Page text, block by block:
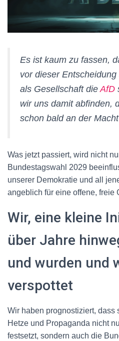
Es ist kaum zu fassen,
vor dieser
als Gesellschaft dieAfD
wir uns damit abfinden,
schon bald an der
Was jetzt passiert, wird nicht
Bundestagswahl 2029
unserer Demokratie und all
angeblich für eine offene, freie
Wir, eine kleine
über Jahre
und wurden und
verspottet
Wir haben prognostiziert, dass
Hetze und Propaganda nicht
festsetzt, sondern auch die